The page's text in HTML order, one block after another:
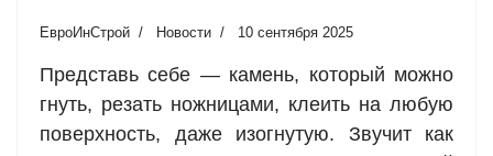
ЕвроИнСтрой Новости 10 сентября 2025
Представь себе — камень, который можно
гнуть, резать ножницами, клеить на любую
поверхность, даже изогнутую. Звучит как